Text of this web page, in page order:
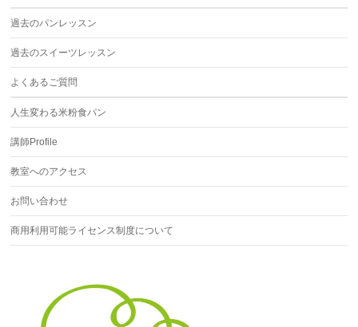
過去のパンレッスン
過去のスイーツレッスン
よくあるご質問
人生変わる米粉食パン
講師Profile
教室へのアクセス
お問い合わせ
商用利用可能ライセンス制度について